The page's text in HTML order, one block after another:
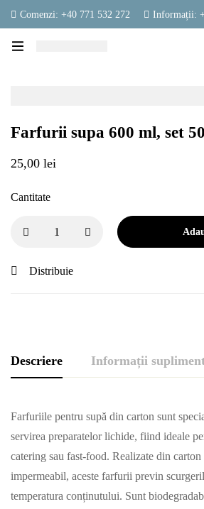
Comenzi: +40 771 532 272
Informații:
Sâmbătă: 06:00 - 13:00
Farfurii supa 600 ml, set
25,00 lei
Cantitate
Distribuie
Descriere Informații
Farfuriile pentru supă din carton sunt
servirea preparatelor lichide, fiind ideale
catering sau fast-food. Realizate din carton
impermeabil, aceste farfurii previn
temperatura conținutului. Sunt